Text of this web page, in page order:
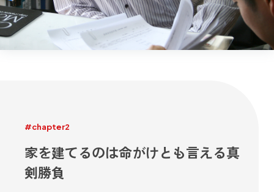
#chapter2
家を建てるのは命がけとも言える真
剣勝負